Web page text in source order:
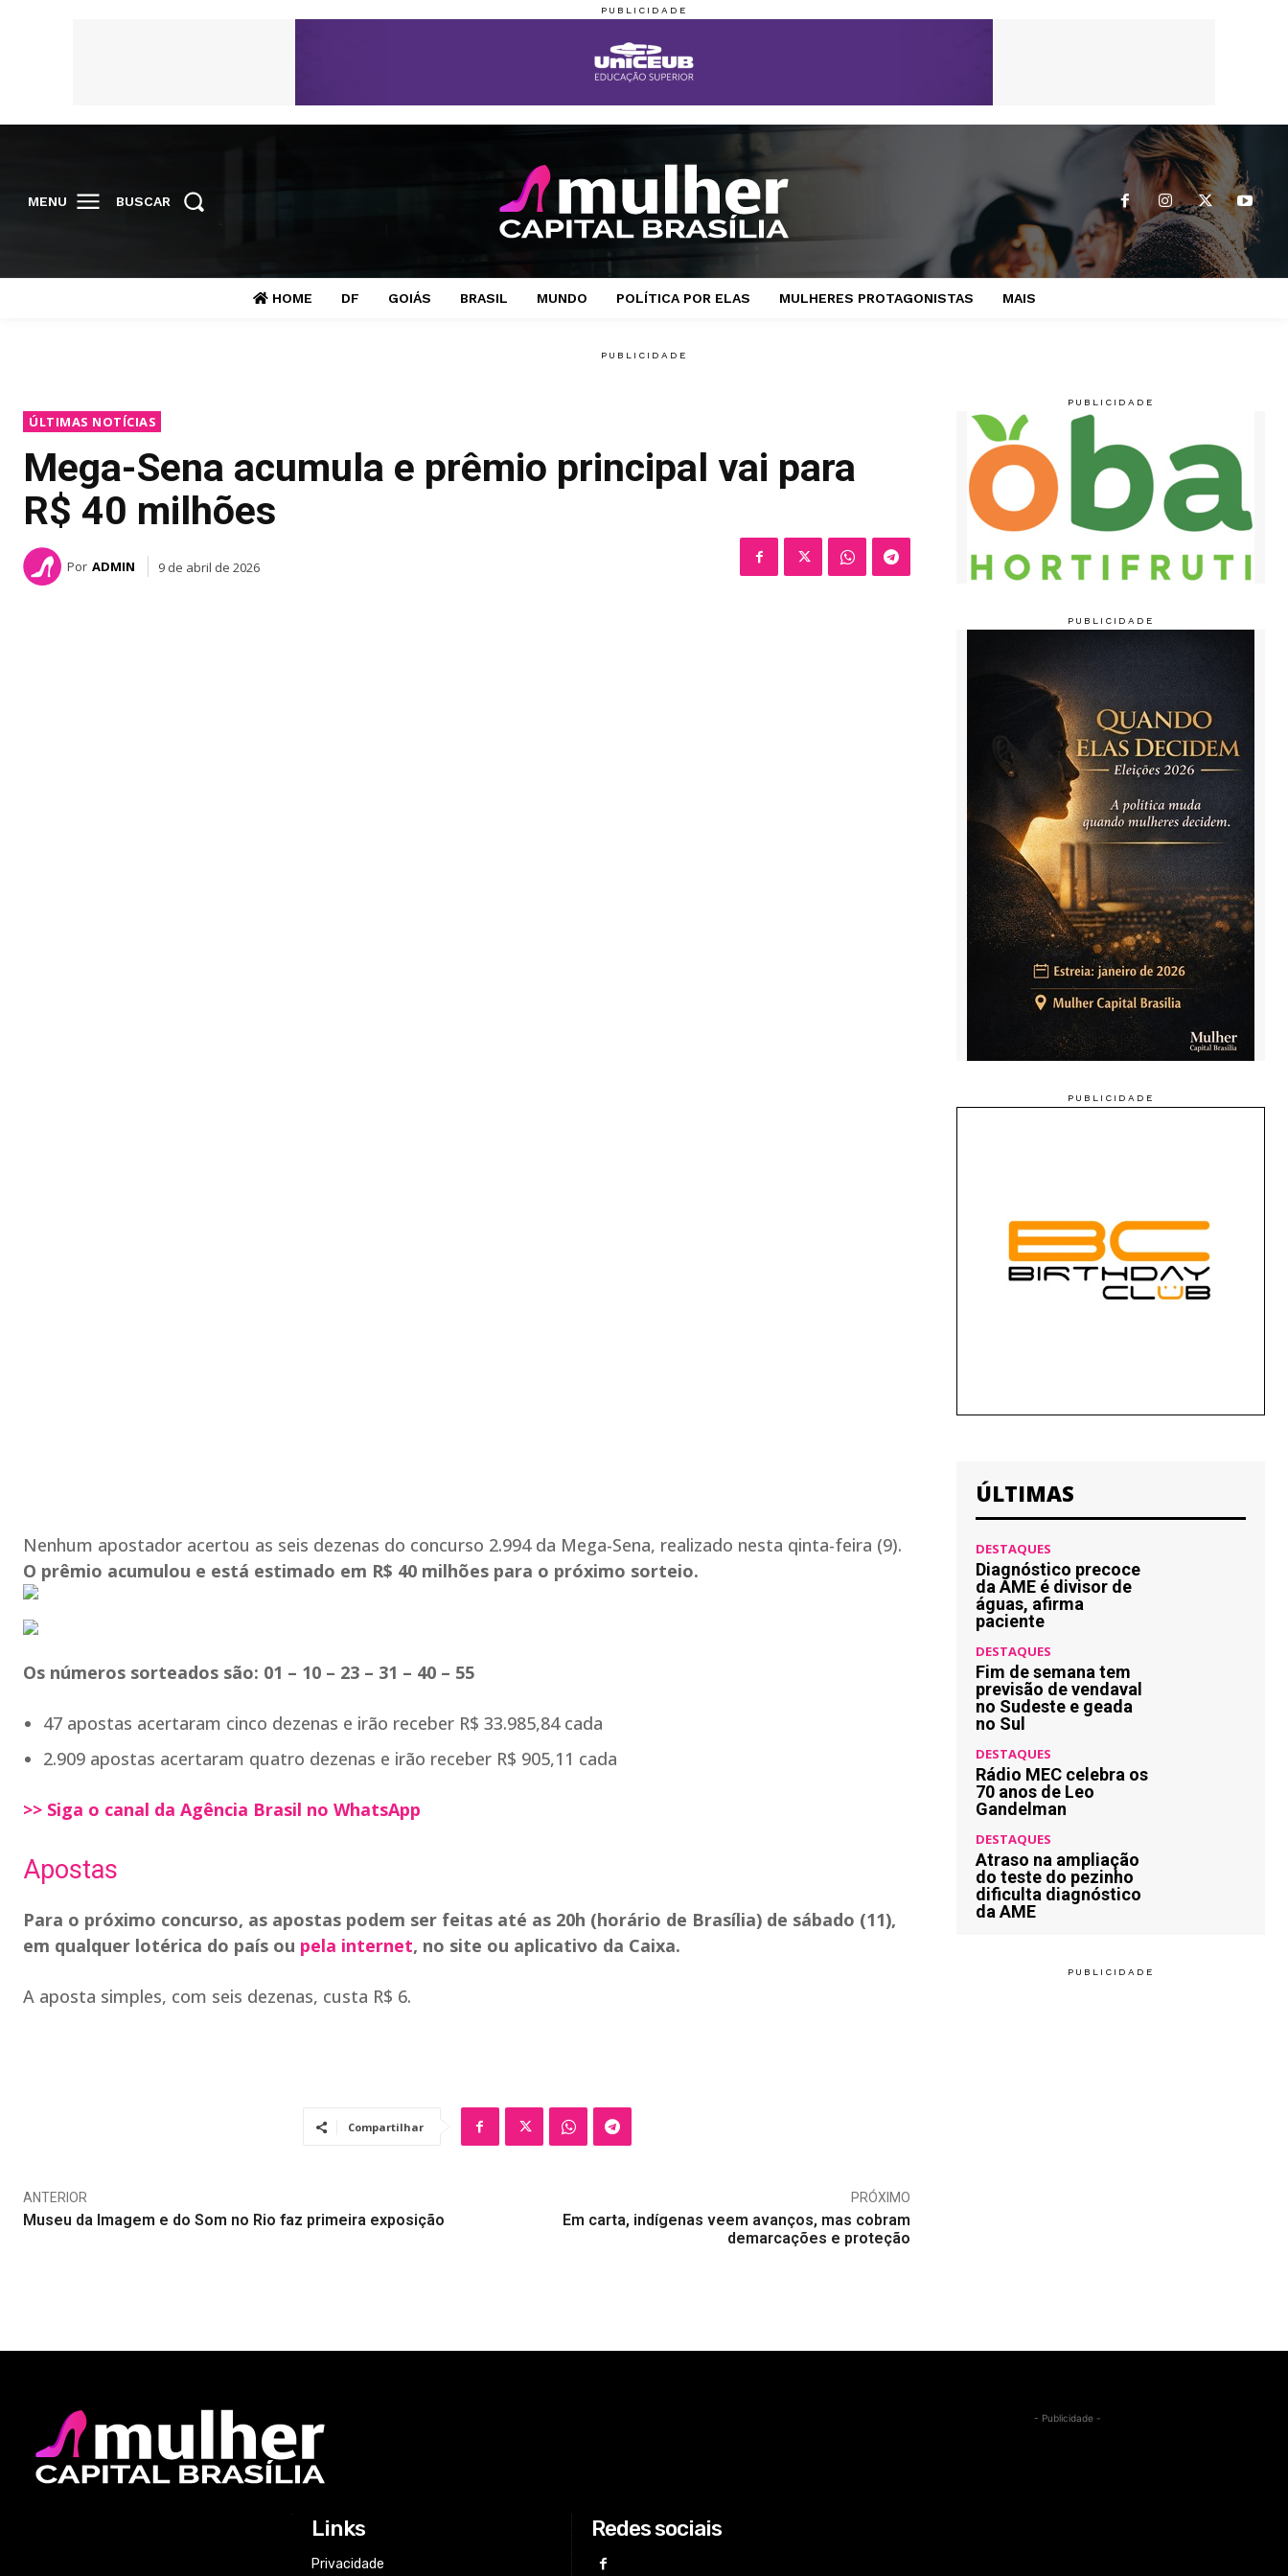
MENU BUSCAR
HOME DF GOIÁS BRASIL MUNDO POLÍTICA POR ELAS MULHERES PROTAGONISTAS MAIS
ÚLTIMAS NOTÍCIAS
Mega-Sena acumula e prêmio principal vai para
R$ 40 milhões
Por ADMIN 9 de abril de 2026
Nenhum apostador acertou as seis dezenas do concurso 2.994 da Mega-Sena, realizado nesta qinta-feira (9).
O prêmio acumulou e está estimado em R$ 40 milhões para o próximo sorteio.
Os números sorteados são: 01 – 10 – 23 – 31 – 40 – 55
47 apostas acertaram cinco dezenas e irão receber R$ 33.985,84 cada
2.909 apostas acertaram quatro dezenas e irão receber R$ 905,11 cada
>> Siga o canal da Agência Brasil no WhatsApp
Apostas
Para o próximo concurso, as apostas podem ser feitas até as 20h (horário de Brasília) de sábado (11),
em qualquer lotérica do país ou pela internet, no site ou aplicativo da Caixa.
A aposta simples, com seis dezenas, custa R$ 6.
Compartilhar
ANTERIOR
Museu da Imagem e do Som no Rio faz primeira exposição
PRÓXIMO
Em carta, indígenas veem avanços, mas cobram
demarcações e proteção
ÚLTIMAS
DESTAQUES
Diagnóstico precoce
da AME é divisor de
águas, afirma
paciente
DESTAQUES
Fim de semana tem
previsão de vendaval
no Sudeste e geada
no Sul
DESTAQUES
Rádio MEC celebra os
70 anos de Leo
Gandelman
DESTAQUES
Atraso na ampliação
do teste do pezinho
dificulta diagnóstico
da AME
Links
Privacidade
Redes sociais
- Publicidade -